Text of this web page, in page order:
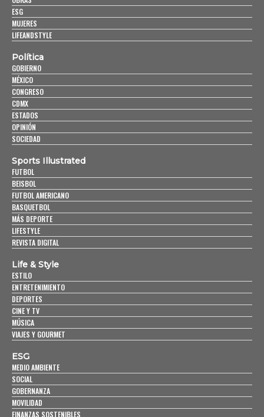
ESG
MUJERES
LIFEANDSTYLE
Política
GOBIERNO
MÉXICO
CONGRESO
CDMX
ESTADOS
OPINIÓN
SOCIEDAD
Sports Illustrated
FUTBOL
BEISBOL
FUTBOL AMERICANO
BASQUETBOL
MÁS DEPORTE
LIFESTYLE
REVISTA DIGITAL
Life & Style
ESTILO
ENTRETENIMIENTO
DEPORTES
CINE Y TV
MÚSICA
VIAJES Y GOURMET
ESG
MEDIO AMBIENTE
SOCIAL
GOBERNANZA
MOVILIDAD
FINANZAS SOSTENIBLES